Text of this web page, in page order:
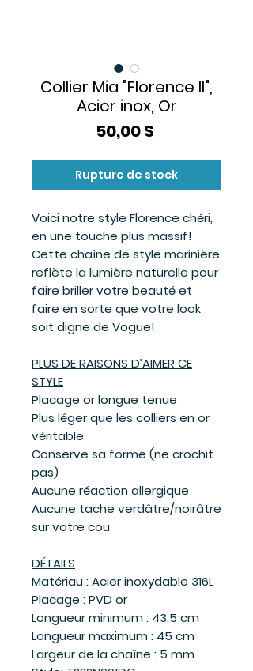
Collier Mia "Florence II",
Acier inox, Or
50,00 $Prix
Rupture de stock
Voici notre style Florence chéri,
en une touche plus massif!
Cette chaîne de style marinière
reflète la lumière naturelle pour
faire briller votre beauté et
faire en sorte que votre look
soit digne de Vogue!
PLUS DE RAISONS D’AIMER CE
STYLE
Placage or longue tenue
Plus léger que les colliers en or
véritable
Conserve sa forme (ne crochit
pas)
Aucune réaction allergique
Aucune tache verdâtre/noirâtre
sur votre cou
DÉTAILS
Matériau : Acier inoxydable 316L
Placage : PVD or
Longueur minimum : 43.5 cm
Longueur maximum : 45 cm
Largeur de la chaîne : 5 mm